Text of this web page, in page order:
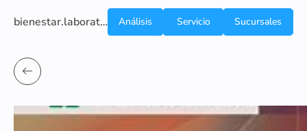
bienestar.laboratoriocliniconsb.com
Análisis
Servicio
Sucursales